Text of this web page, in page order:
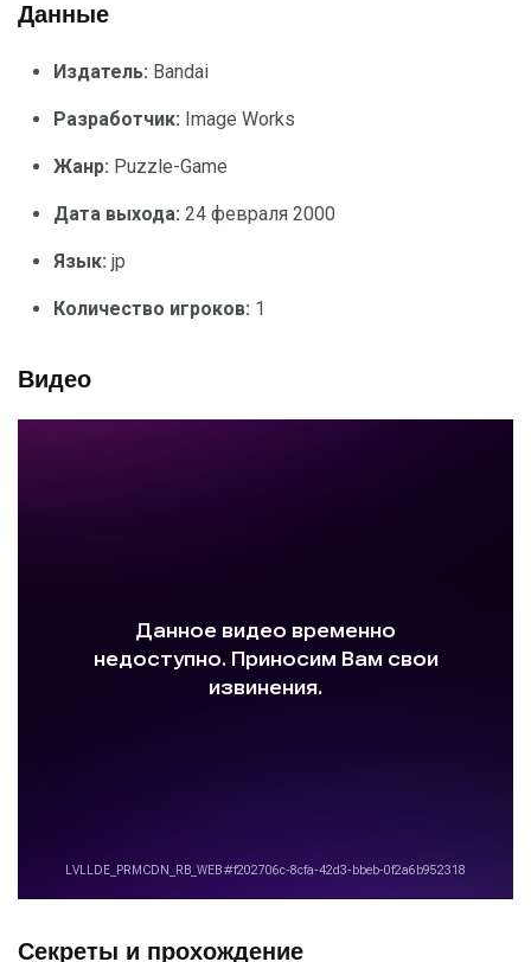
Данные
Издатель: Bandai
Разработчик: Image Works
Жанр: Puzzle-Game
Дата выхода: 24 февраля 2000
Язык: jp
Количество игроков: 1
Видео
Секреты и прохождение